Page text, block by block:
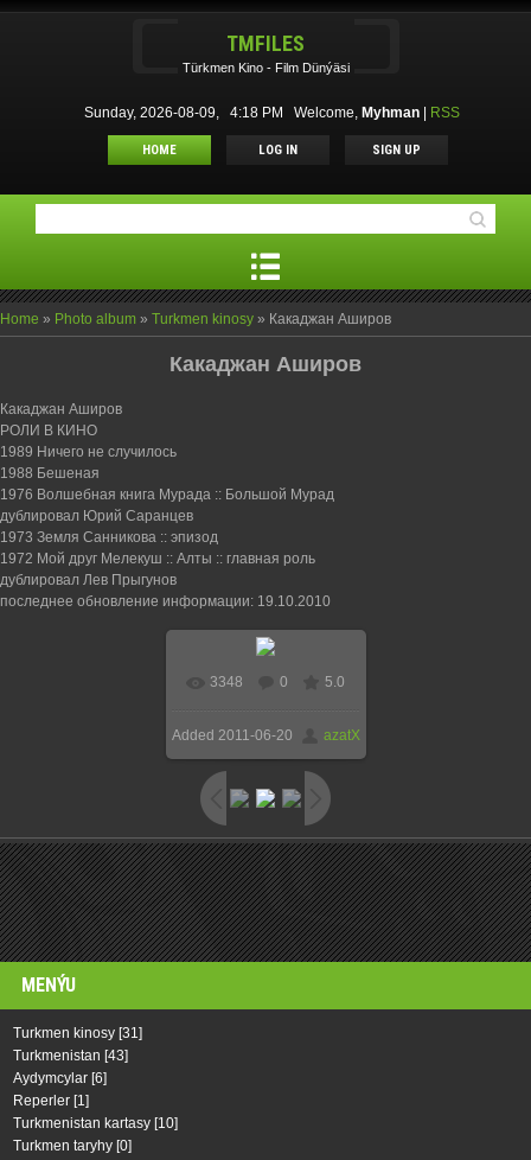
TMFILES
Türkmen Kino - Film Dünýäsi
Sunday, 2026-08-09, 4:18 PM Welcome, Myhman| RSS
HOME LOG IN SIGN UP
Home » Photo album » Turkmen kinosy » Какаджан Аширов
Какаджан Аширов
Какаджан Аширов
РОЛИ В КИНО
1989 Ничего не случилось
1988 Бешеная
1976 Волшебная книга Мурада :: Большой Мурад
дублировал Юрий Саранцев
1973 Земля Санникова :: эпизод
1972 Мой друг Мелекуш :: Алты :: главная роль
дублировал Лев Прыгунов
последнее обновление информации: 19.10.2010
3348 0 5.0
Added 2011-06-20 azatX
MENÝU
Turkmen kinosy [31]
Turkmenistan [43]
Aydymcylar [6]
Reperler [1]
Turkmenistan kartasy [10]
Turkmen taryhy [0]